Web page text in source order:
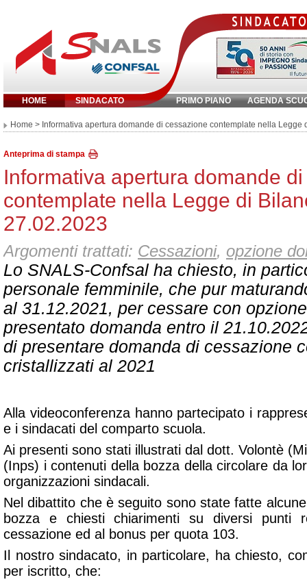
HOME SINDACATO PRIMO PIANO AGENDA
Inserisci parola chiave:
Home > Informativa apertura domande di cessazione contemplate nella
Anteprima di stampa
Informativa apertura domande
contemplate nella Legge di
27.02.2023
Argomenti trattati: Cessazioni, opzione
Lo SNALS-Confsal ha chiesto, in
personale femminile, che pur
al 31.12.2021, per cessare con
presentato domanda entro il
di presentare domanda di cessazione
cristallizzati al 2021
Alla videoconferenza hanno partecipato i
e i sindacati del comparto scuola.
Ai presenti sono stati illustrati dal dott. Volontè
(Inps) i contenuti della bozza della circolare da
organizzazioni sindacali.
Nel dibattito che è seguito sono state fatte
bozza e chiesti chiarimenti su diversi punti
cessazione ed al bonus per quota 103.
Il nostro sindacato, in particolare, ha chiesto,
per iscritto, che: